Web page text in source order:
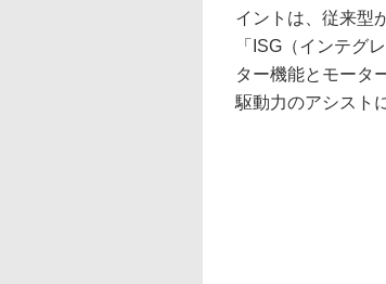
イントは、従来型
「ISG（インテグ
ター機能とモータ
駆動力のアシスト